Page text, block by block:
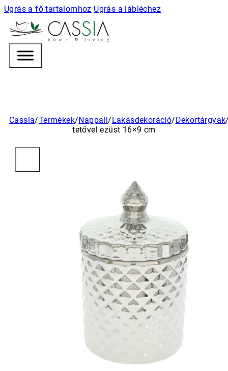
Ugrás a fő tartalomhoz Ugrás a lábléchez
h o m e & l i v i n g
Cassia/Termékek/Nappali/Lakásdekoráció/Dekortárgyak
tetővel ezüst 16×9 cm